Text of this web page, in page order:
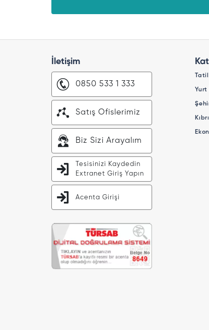
İletişim
0850 533 1 333
Satış Ofislerimiz
Biz Sizi Arayalım
Tesisinizi Kaydedin
Extranet Giriş Yapın
Acenta Girişi
Tatil